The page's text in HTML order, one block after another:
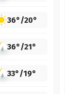
36°/20°
36°/21°
33°/19°